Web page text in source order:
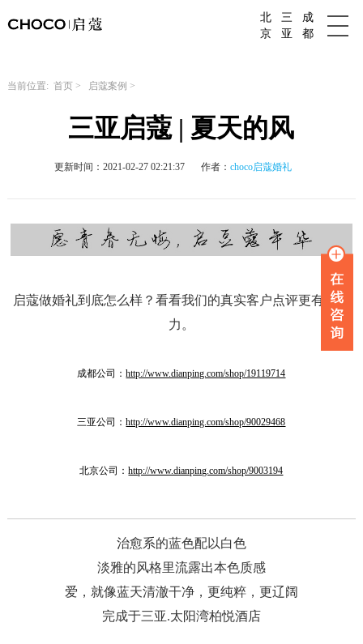
北
京
三
亚
成
都
当前位置: 首页> 启蔻案例 >
三亚启蔻 | 夏天的风
更新时间：2021-02-27 02:21:37 作者：choco启蔻婚礼
启蔻做婚礼到底怎么样？看看我们的真实客户点评更有说服
力。
成都公司：http://www.dianping.com/shop/19119714
三亚公司：http://www.dianping.com/shop/90029468
北京公司：http://www.dianping.com/shop/9003194
治愈系的蓝色配以白色
淡雅的风格里流露出本色质感
爱，就像蓝天清澈干净，更纯粹，更辽阔
完成于三亚.太阳湾柏悦酒店